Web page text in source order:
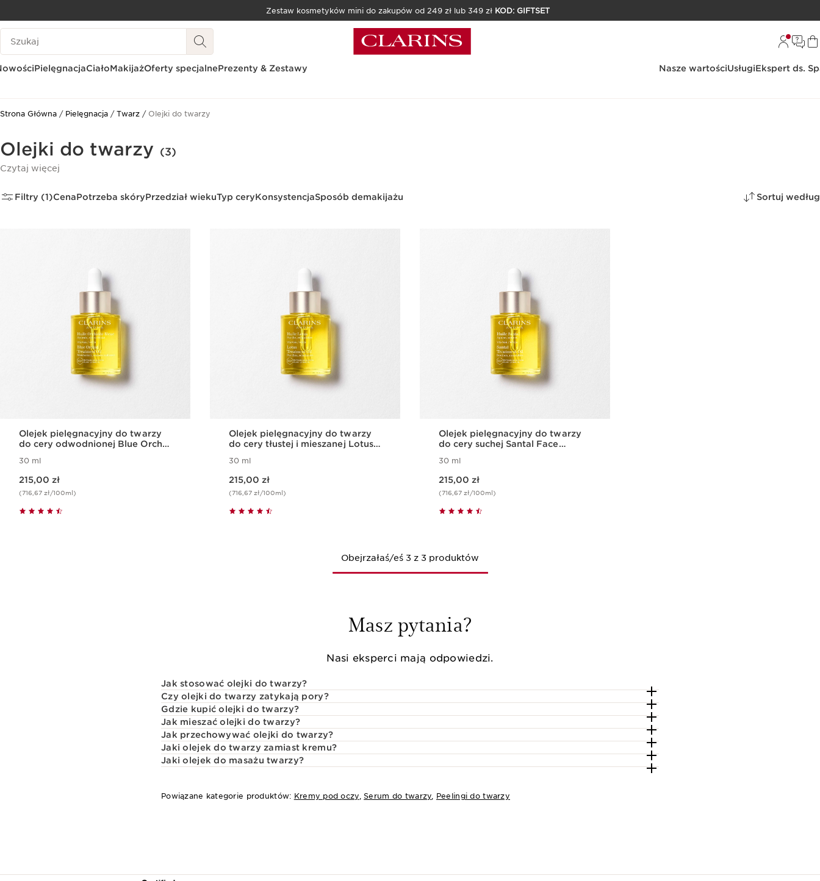
PRZEJDŹ DO TREŚCI
Zestaw kosmetyków mini do zakupów od 249 zł lub 349 zł KOD: GIFTSET
Historia wyszukiwania
PielęgnacjaCiałoMakijażOferty specjalnePrezenty & Zestawy Nasze wartościUsługiEkspert ds.
Strona Główna Pielęgnacja Twarz Olejki do twarzy
Olejki do twarzy (3)
Czytaj więcej
Filtry (1)CenaPotrzeba skóryPrzedział wiekuTyp ceryKonsystencjaSposób demakijażu Sortuj według
Olejek pielęgnacyjny do twarzy
do cery odwodnionej Blue Orchid
30 ml
215,00 zł
(716,67 zł/100ml)
Olejek pielęgnacyjny do twarzy
do cery tłustej i mieszanej Lotus
30 ml
215,00 zł
(716,67 zł/100ml)
Olejek pielęgnacyjny do twarzy
do cery suchej Santal Face
30 ml
215,00 zł
(716,67 zł/100ml)
Obejrzałaś/eś 3 z 3 produktów
Masz pytania?
Nasi eksperci mają odpowiedzi.
Jak stosować olejki do twarzy?
Czy olejki do twarzy zatykają pory?
Gdzie kupić olejki do twarzy?
Jak mieszać olejki do twarzy?
Jak przechowywać olejki do twarzy?
Jaki olejek do twarzy zamiast kremu?
Jaki olejek do masażu twarzy?
Powiązane kategorie produktów: Kremy pod oczy,Serum do twarzy, Peelingi do twarzy